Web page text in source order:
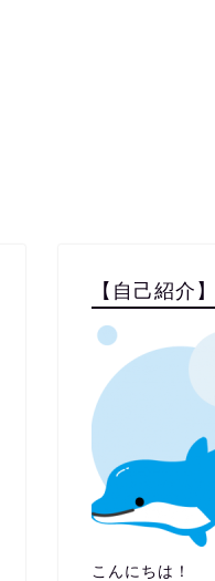
【自己紹介】
こんにちは！